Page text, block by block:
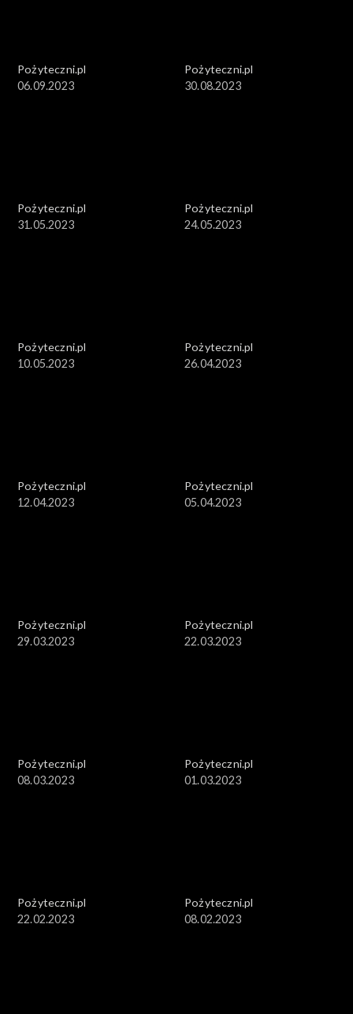
Pożyteczni.pl
06.09.2023
Pożyteczni.pl
30.08.2023
Pożyteczni.pl
31.05.2023
Pożyteczni.pl
24.05.2023
Pożyteczni.pl
10.05.2023
Pożyteczni.pl
26.04.2023
Pożyteczni.pl
12.04.2023
Pożyteczni.pl
05.04.2023
Pożyteczni.pl
29.03.2023
Pożyteczni.pl
22.03.2023
Pożyteczni.pl
08.03.2023
Pożyteczni.pl
01.03.2023
Pożyteczni.pl
22.02.2023
Pożyteczni.pl
08.02.2023